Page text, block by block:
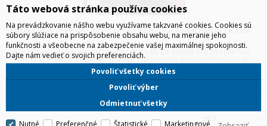
SAMSUNG S908 GALAXY S22 ULTRA 5G 12/256GB DUOS ČIERNA
S22 Ultra ma 6,8-palcový Dynamic AMOLED 2X displej s rozlíšením Full
HD+ je ako jediný zaoblený, ponúka 108 Mpx (f/1.8) hlavný fotoaparát,
12 Mpx (f/2.2) ultraširokouhlý fotoaparát a dva teleobjektívy - 10 Mpx
(f/2.4) a 10 Mpx (f/4.9). Selfie fotoaparát m
Táto webová stránka používa cookies
Na prevádzkovanie nášho webu využívame takzvané cookies. Cookies sú
súbory slúžiace na prispôsobenie obsahu webu, na meranie jeho
funkčnosti a všeobecne na zabezpečenie vašej maximálnej spokojnosti.
Dajte nám vedieť o svojich preferenciách.
Odmietnuť všetky
Povoliť výber
Povoliť všetky cookies
Nutné Preferenčné Štatistické Marketingové